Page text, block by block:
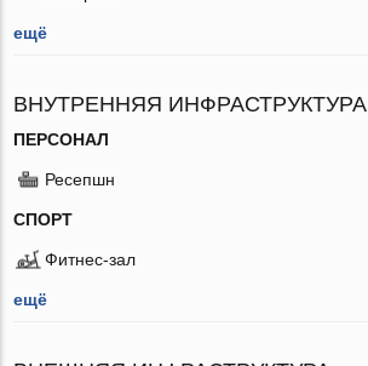
ещё
ВНУТРЕННЯЯ ИНФРАСТРУКТУРА
ПЕРСОНАЛ
Ресепшн
СПОРТ
Фитнес-зал
ещё